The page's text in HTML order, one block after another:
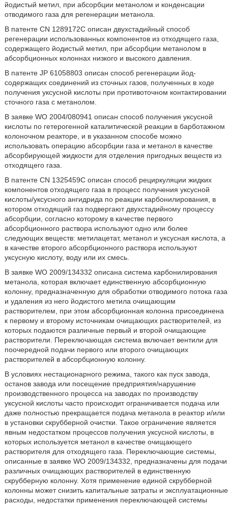
йодистый метил, при абсорбции метанолом и конденсации
отводимого газа для регенерации метанола.
В патенте CN 1289172С описан двухстадийный способ
регенерации использованных компонентов из отходящего газа,
содержащего йодистый метил, при абсорбции метанолом в
абсорбционных колоннах низкого и высокого давления.
В патенте JP 61058803 описан способ регенерации йод-
содержащих соединений из сточных газов, полученных в ходе
получения уксусной кислоты при противоточном контактировании
сточного газа с метанолом.
В заявке WO 2004/080941 описан способ получения уксусной
кислоты по гетерогенной каталитической реакции в барботажном
колоночном реакторе, и в указанном способе можно
использовать операцию абсорбции газа и метанол в качестве
абсорбирующей жидкости для отделения пригодных веществ из
отходящего газа.
В патенте CN 1325459C описан способ рециркуляции жидких
компонентов отходящего газа в процесс получения уксусной
кислоты/уксусного ангидрида по реакции карбонилирования, в
котором отходящий газ подвергают двухстадийному процессу
абсорбции, согласно которому в качестве первого
абсорбционного раствора используют одно или более
следующих веществ: метилацетат, метанол и уксусная кислота, а
в качестве второго абсорбционного раствора используют
уксусную кислоту, воду или их смесь.
В заявке WO 2009/134332 описана система карбонилирования
метанола, которая включает единственную абсорбционную
колонну, предназначенную для обработки отводимого потока газа
и удаления из него йодистого метила очищающим
растворителем, при этом абсорбционная колонна присоединена
к первому и второму источникам очищающих растворителей, из
которых подаются различные первый и второй очищающие
растворители. Переключающая система включает вентили для
поочередной подачи первого или второго очищающих
растворителей в абсорбционную колонну.
В условиях нестационарного режима, такого как пуск завода,
останов завода или посещение предприятия/нарушение
производственного процесса на заводах по производству
уксусной кислоты часто происходит ограничивается подача или
даже полностью прекращается подача метанола в реактор и/или
в установки скрубберной очистки. Такое ограничение является
явным недостатком процессов получения уксусной кислоты, в
которых используется метанол в качестве очищающего
растворителя для отходящего газа. Переключающие системы,
описанные в заявке WO 2009/134332, предназначены для подачи
различных очищающих растворителей в единственную
скрубберную колонну. Хотя применение единой скрубберной
колонны может снизить капитальные затраты и эксплуатационные
расходы, недостатки применения переключающей системы